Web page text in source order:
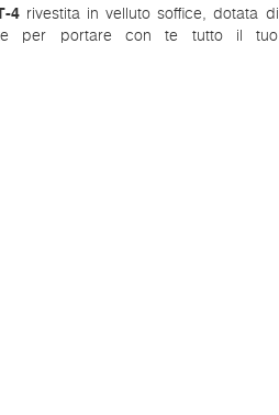
4 rivestita in velluto soffice, dotata di
per portare con te tutto il tuo